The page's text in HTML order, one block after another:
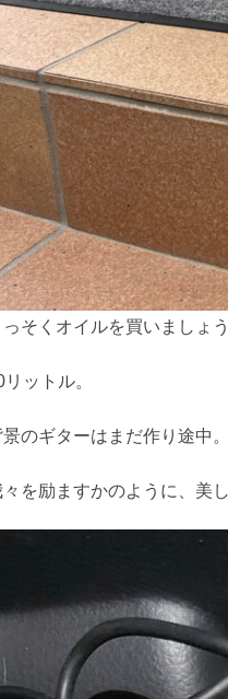
っそくオイルを買いましょう
リットル。
のギターはまだ作り途中。
を励ますかのように、美